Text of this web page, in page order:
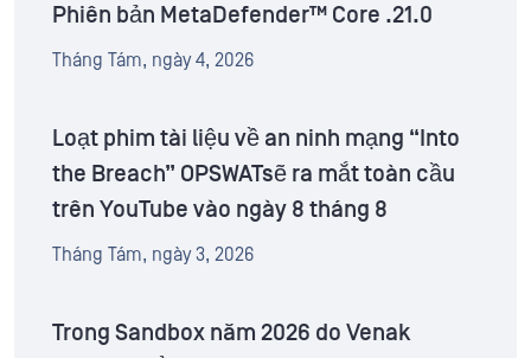
Phiên bản MetaDefender™ Core .21.0
Tháng Tám, ngày 4, 2026
Loạt phim tài liệu về an ninh mạng “Into
the Breach” OPSWATsẽ ra mắt toàn cầu
trên YouTube vào ngày 8 tháng 8
Tháng Tám, ngày 3, 2026
Trong Sandbox năm 2026 do Venak